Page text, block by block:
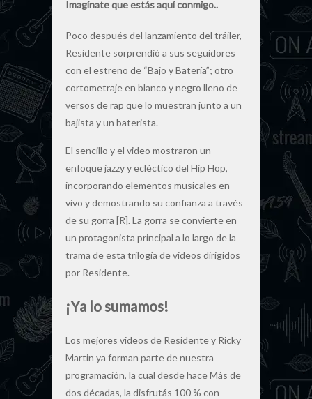
Imagínate que estás aquí conmigo..
Poco después del lanzamiento del tráiler,
Residente sorprendió a sus seguidores
con el estreno de “Bajo y Batería”; otro
cortometraje en blanco y negro lleno de
versos de rap que lo muestran junto a un
bajista y un baterista.
El sencillo y el video mostraron un
enfoque jazzy y ecléctico del Hip Hop,
incorporando elementos musicales en
vivo y demostrando su confianza a través
de su gorra [R]. La gorra se convierte en
un protagonista principal a lo largo de la
trama de esta trilogía de videos dirigidos
por Residente.
¡Ya lo sumamos!
Los mejores videos de Residente y Ricky
Martin ya forman parte de nuestra
programación, la cual desde hace Más de
dos décadas, la disfrutás 100 % con